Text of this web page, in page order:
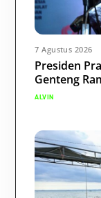
7 Agustus 2026
Presiden
Genteng
ALVIN